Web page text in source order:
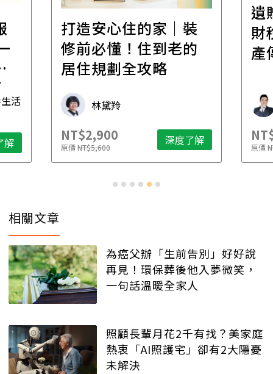
活
解
打造安心住的家｜裝
修前必懂！住到老的
居住規劃全攻略
林黛羚
NT$2,900
原價NT$5,600 深度了解
遺
財
產
原價
相關文章
為癌父辦「生前告別」好好說
再見！環保葬後他入夢微笑，
一句話溫暖全家人
照顧長輩月花2千有找？美家庭
熱衷「AI照護宅」卻有2大隱憂
未解決